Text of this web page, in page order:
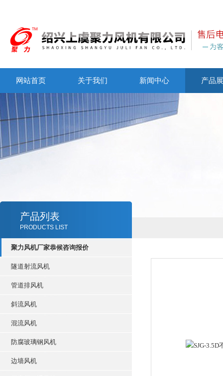
网站首页 关于我们 新闻中心 产品
产品列表
PRODUCTS LIST
聚力风机厂家恭候咨询报价
隧道射流风机
管道排风机
斜流风机
混流风机
防腐玻璃钢风机
边墙风机